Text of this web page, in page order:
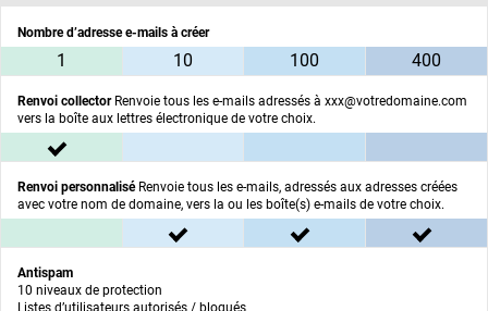
Nombre d’adresse e-mails à créer
1 dans l'offre BASIC
10dans l'offre ESSENTIEL
100dans l'offre CONFORT
400dans
Renvoi collectorRenvoie tous les e-mails adressés à xxx@votredomaine.com
vers la boîte aux lettres électronique de votre choix.
Renvoi personnaliséRenvoie tous les e-mails, adressés aux adresses créées
avec votre nom de domaine, vers la ou les boîte(s) e-mails de votre choix.
inclus dans l'offre ESSENTIEL
inclus dans l'offre
Antispam
10 niveaux de protection
Listes d’utilisateurs autorisés / bloqués